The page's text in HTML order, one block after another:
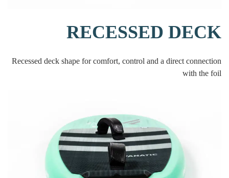
RECESSED DECK
Recessed deck shape for comfort, control and a direct connection
with the foil